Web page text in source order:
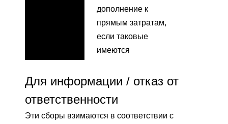
дополнение к
прямым затратам,
если таковые
имеются
Для информации / отказ от
ответственности
Эти сборы взимаются в соответствии с